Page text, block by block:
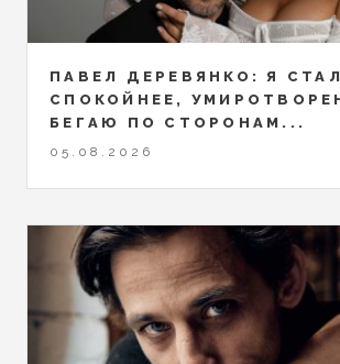
ПАВЕЛ ДЕРЕВЯНКО: Я СТАЛ
СПОКОЙНЕЕ,
БЕГАЮ ПО СТОРОНАМ...
05.08.2026